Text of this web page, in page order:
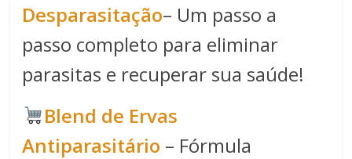
Desparasitação– Um passo a
passo completo para eliminar
parasitas e recuperar sua saúde!
Blend de Ervas
Antiparasitário – Fórmula